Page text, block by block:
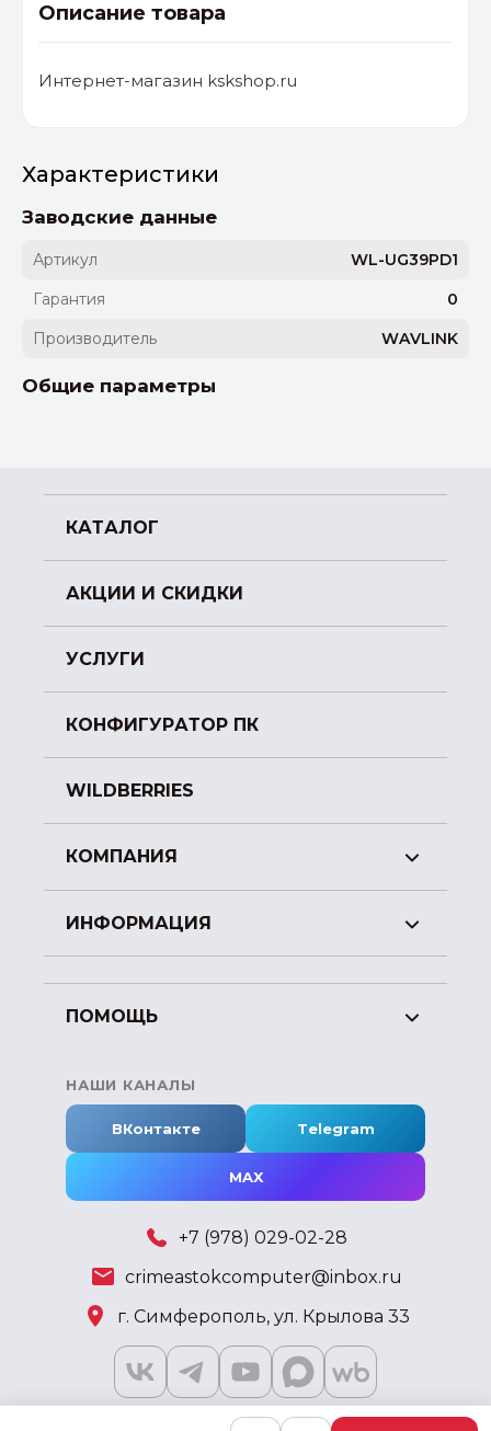
Описание товара
Интернет-магазин kskshop.ru
Характеристики
Заводские данные
Артикул
WL-UG39PD1
Гарантия
0
Производитель
WAVLINK
Общие параметры
КАТАЛОГ
АКЦИИ И СКИДКИ
УСЛУГИ
КОНФИГУРАТОР ПК
WILDBERRIES
КОМПАНИЯ
ИНФОРМАЦИЯ
ПОМОЩЬ
НАШИ КАНАЛЫ
ВКонтакте Telegram
MAX
+7 (978) 029-02-28
crimeastokcomputer@inbox.ru
г. Симферополь, ул. Крылова 33